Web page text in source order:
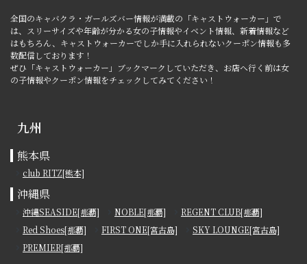
全国のキャバクラ・ガールズバー情報が満載の「キャストウォーカー」で
は、スリーサイズや年齢が分かる女の子情報やイベント情報、新着情報など
はもちろん、キャストウォーカーでしか手に入れられないクーポン情報も多
数配信しております！
ぜひ「キャストウォーカー」ブックマークしていただき、お店へ行く前は女
の子情報やクーポン情報をチェックしてみてください！
九州
熊本県
club RITZ[熊本]
沖縄県
沖縄SEASIDE[那覇] NOBLE[那覇]
REGENT CLUB[那覇]
Red Shoes[那覇]
FIRST ONE[宮古島]
SKY LOUNGE[宮古島]
PREMIER[那覇]